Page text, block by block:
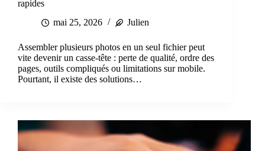
rapides
mai 25, 2026
Julien
Assembler plusieurs photos en un seul fichier peut
vite devenir un casse-tête : perte de qualité, ordre des
pages, outils compliqués ou limitations sur mobile.
Pourtant, il existe des solutions…